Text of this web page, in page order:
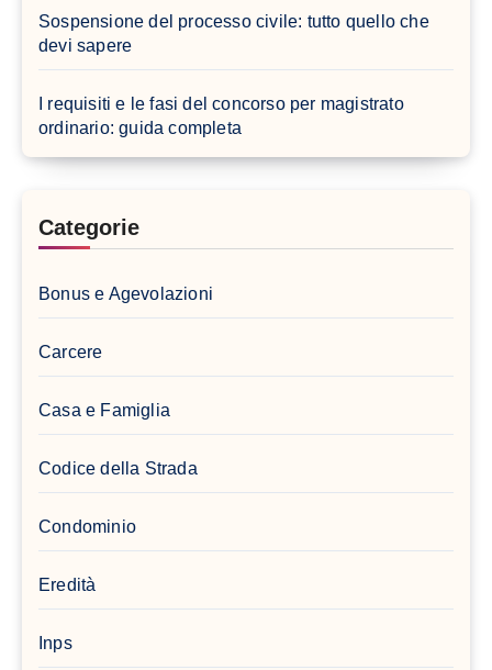
Sospensione del processo civile: tutto quello che
devi sapere
I requisiti e le fasi del concorso per magistrato
ordinario: guida completa
Categorie
Bonus e Agevolazioni
Carcere
Casa e Famiglia
Codice della Strada
Condominio
Eredità
Inps